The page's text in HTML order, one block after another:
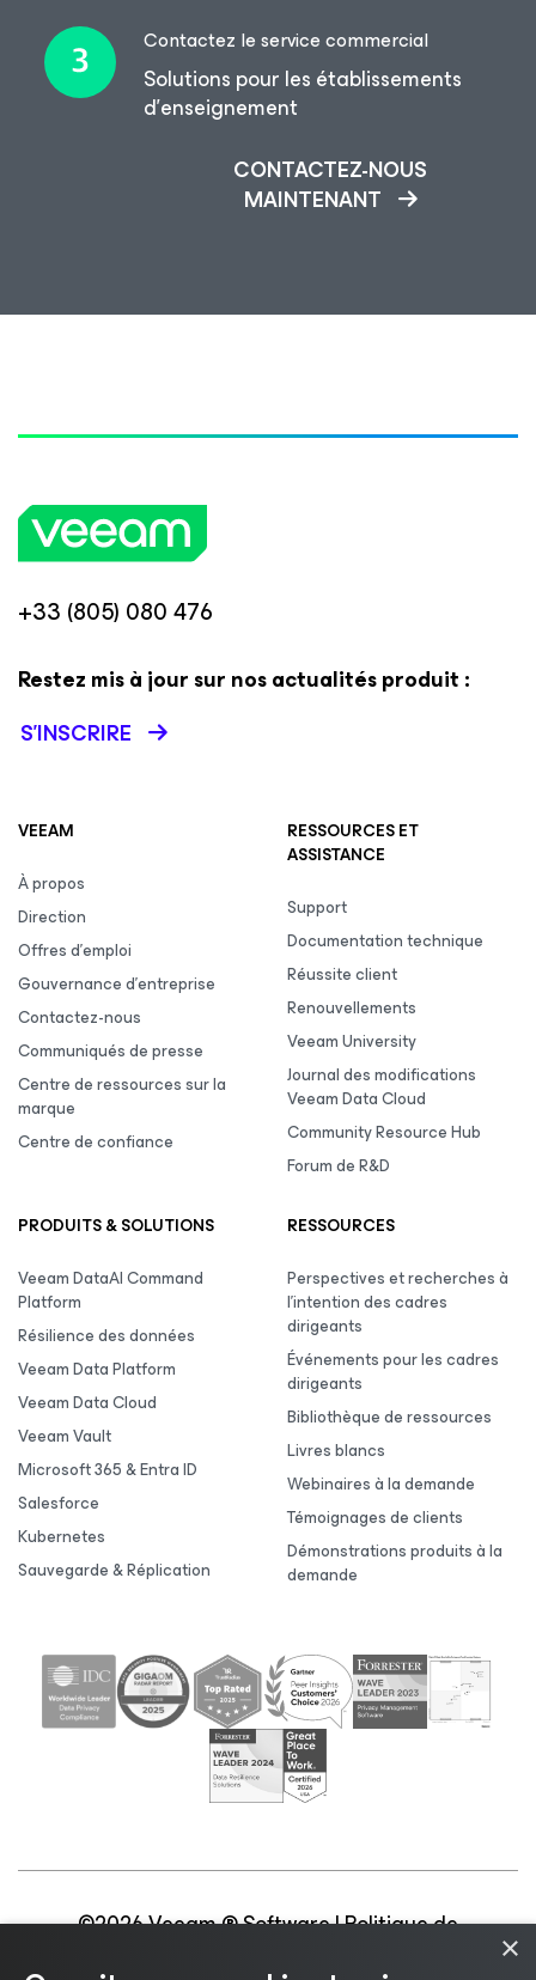
Contactez le service commercial
Solutions pour les établissements
d’enseignement
CONTACTEZ-NOUS
MAINTENANT
+33 (805) 080 476
Restez mis à jour sur nos actualités produit :
S’INSCRIRE
VEEAM
À propos
Direction
Offres d’emploi
Gouvernance d’entreprise
Contactez-nous
Communiqués de presse
Centre de ressources sur la
marque
Centre de confiance
RESSOURCES ET
ASSISTANCE
Support
Documentation technique
Réussite client
Renouvellements
Veeam University
Journal des modifications
Veeam Data Cloud
Community Resource Hub
Forum de R&D
PRODUITS & SOLUTIONS
Veeam DataAI Command
Platform
Résilience des données
Veeam Data Platform
Veeam Data Cloud
Veeam Vault
Microsoft 365 & Entra ID
Salesforce
Kubernetes
Sauvegarde & Réplication
RESSOURCES
Perspectives et recherches à
l’intention des cadres
dirigeants
Événements pour les cadres
dirigeants
Bibliothèque de ressources
Livres blancs
Webinaires à la demande
Témoignages de clients
Démonstrations produits à la
demande
©2026 Veeam ® Software |Politique de
|
×